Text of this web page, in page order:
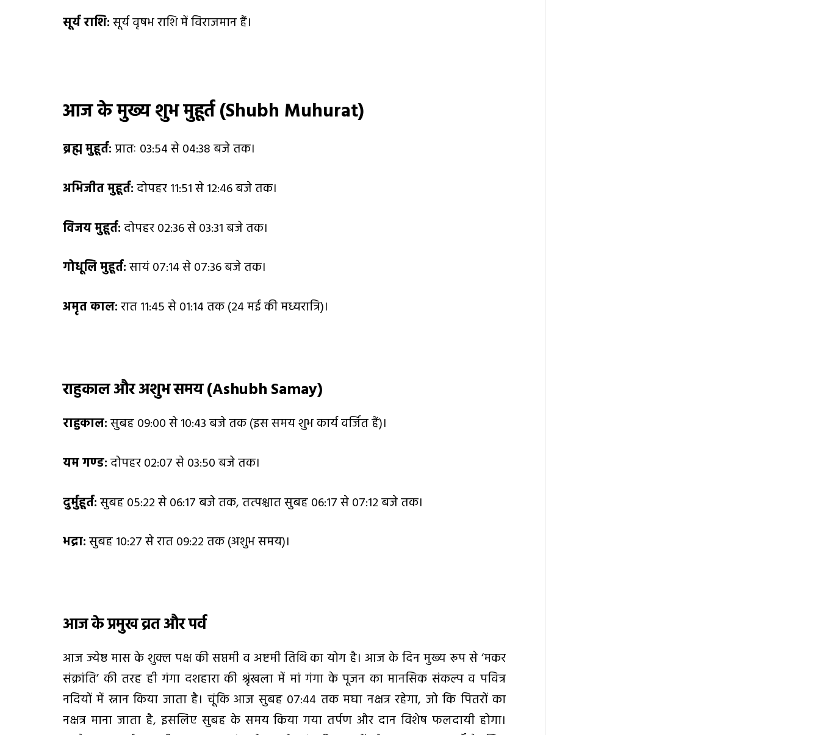
सूर्य राशि:सूर्य वृषभ राशि में विराजमान हैं।
आज के मुख्य शुभ मुहूर्त (Shubh Muhurat)
ब्रह्म मुहूर्त:प्रातः 03:54 से 04:38 बजे तक।
अभिजीत मुहूर्त:दोपहर 11:51 से 12:46 बजे तक।
विजय मुहूर्त:दोपहर 02:36 से 03:31 बजे तक।
गोधूलि मुहूर्त:सायं 07:14 से 07:36 बजे तक।
अमृत काल:रात 11:45 से 01:14 तक (24 मई की मध्यरात्रि)।
राहुकाल और अशुभ समय (Ashubh Samay)
राहुकाल:सुबह 09:00 से 10:43 बजे तक (इस समय शुभ कार्य वर्जित हैं)।
यम गण्ड:दोपहर 02:07 से 03:50 बजे तक।
दुर्मुहूर्त:सुबह 05:22 से 06:17 बजे तक, तत्पश्चात सुबह 06:17 से 07:12 बजे तक।
भद्रा:सुबह 10:27 से रात 09:22 तक (अशुभ समय)।
आज के प्रमुख व्रत और पर्व
आज ज्येष्ठ मास के शुक्ल पक्ष की सप्तमी व अष्टमी तिथि का योग है। आज के दिन मुख्य रूप से ‘मकर
संक्रांति’ की तरह ही गंगा दशहारा की श्रृंखला में मां गंगा के पूजन का मानसिक संकल्प व पवित्र
नदियों में स्नान किया जाता है। चूंकि आज सुबह 07:44 तक मघा नक्षत्र रहेगा, जो कि पितरों का
नक्षत्र माना जाता है, इसलिए सुबह के समय किया गया तर्पण और दान विशेष फलदायी होगा।